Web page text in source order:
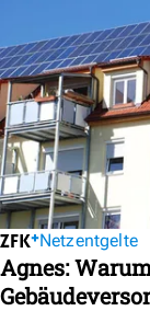
Netzentgelte
Agnes: